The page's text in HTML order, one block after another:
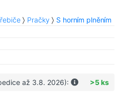
Pračky
S horním plněním
až 3.8. 2026): >5 ks